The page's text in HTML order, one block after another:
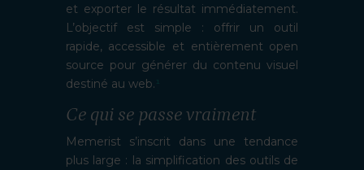
et exporter le résultat immédiatement.
L’objectif est simple : offrir un outil
rapide, accessible et entièrement open
source pour générer du contenu visuel
destiné au web. ¹
Ce qui se passe vraiment
Memerist s’inscrit dans une tendance
plus large : la simplification des outils de